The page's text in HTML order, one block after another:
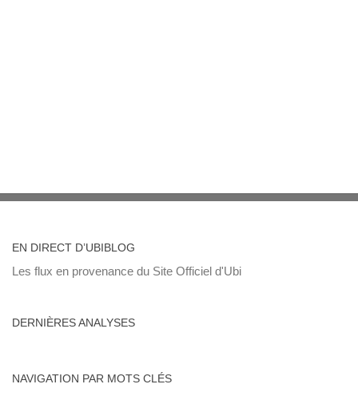
EN DIRECT D’UBIBLOG
Les flux en provenance du Site Officiel d'Ubi
DERNIÈRES ANALYSES
NAVIGATION PAR MOTS CLÉS